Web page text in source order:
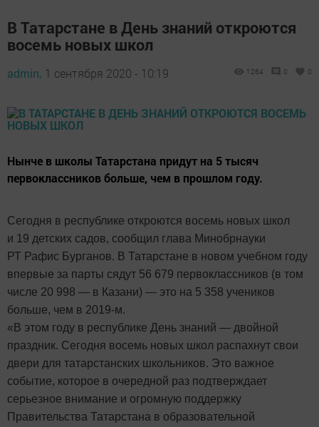
В Татарстане в День знаний откроются
восемь новых школ
admin, 1 сентября 2020 - 10:19 1264 0 0
Нынче в школы Татарстана придут на 5 тысяч
первоклассников больше, чем в прошлом году.
Сегодня в республике откроются восемь новых школ
и 19 детских садов, сообщил глава Минобрнауки
РТ Рафис Бурганов. В Татарстане в новом учебном году
впервые за парты сядут 56 679 первоклассников (в том
числе 20 998 — в Казани) — это на 5 358 учеников
больше, чем в 2019-м.
«В этом году в республике День знаний — двойной
праздник. Сегодня восемь новых школ распахнут свои
двери для татарстанских школьников. Это важное
событие, которое в очередной раз подтверждает
серьезное внимание и огромную поддержку
Правительства Татарстана в образовательной